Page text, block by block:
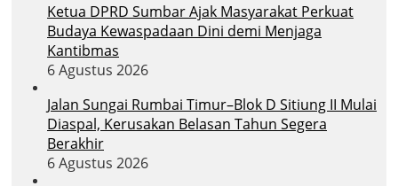
Ketua DPRD Sumbar Ajak Masyarakat Perkuat
Budaya Kewaspadaan Dini demi Menjaga
Kantibmas
6 Agustus 2026
Jalan Sungai Rumbai Timur–Blok D Sitiung II Mulai
Diaspal, Kerusakan Belasan Tahun Segera
Berakhir
6 Agustus 2026